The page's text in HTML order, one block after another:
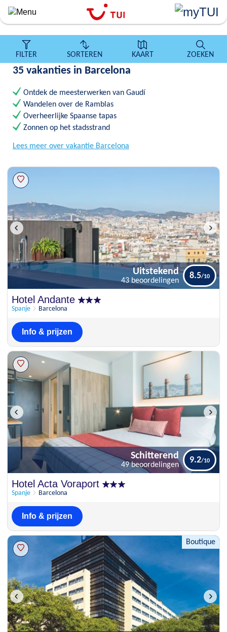
Overslaan
algemene
inhoud
FILTER SORTEREN KAART ZOEKEN
35 vakanties in Barcelona
Ontdek de meesterwerken van Gaudí
Wandelen over de Ramblas
Overheerlijke Spaanse tapas
Zonnen op het stadsstrand
Lees meer over vakantie Barcelona
Hotel Andante
Spanje Barcelona
Uitstekend
43 beoordelingen
8.5
Info & prijzen
Hotel Acta Voraport
Spanje Barcelona
Schitterend
49 beoordelingen
9.2
Info & prijzen
Boutique